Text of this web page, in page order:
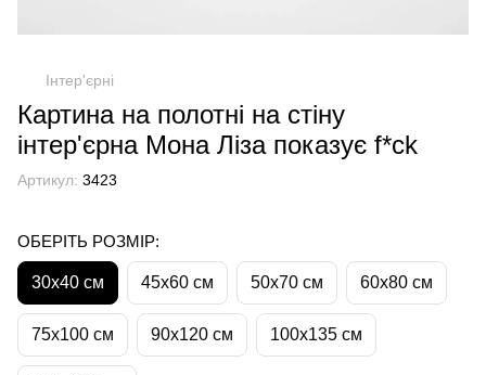
Інтер'єрні
Картина на полотні на стіну
інтер'єрна Мона Ліза показує f*ck
Артикул: 3423
ОБЕРІТЬ РОЗМІР:
30х40 см 45х60 см 50х70 см 60х80 см
75х100 см 90х120 см 100х135 см